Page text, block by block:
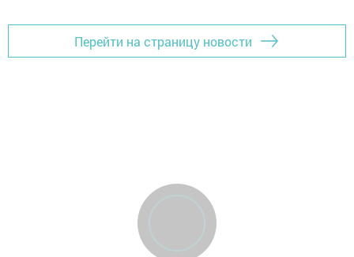
Перейти на страницу новости